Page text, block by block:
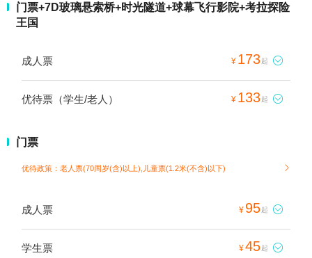
门票+7D玻璃悬索桥+时光隧道+球幕飞行影院+考拉探险
王国
成人票 ¥ 173起 
优待票（学生/老人） ¥ 133起 
门票
优待政策：老人票(70周岁(含)以上),儿童票(1.2米(不含)以下) 
成人票 ¥ 95起 
学生票 ¥45起 